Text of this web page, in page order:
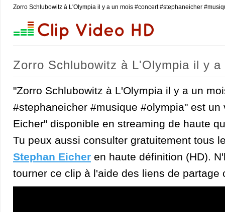
Zorro Schlubowitz à L'Olympia il y a un mois #concert #stephaneicher
Zorro Schlubowitz à L'Olympia il y
#olympia (Stephan Eicher)
"Zorro Schlubowitz à L'Olympia il y a un
#stephaneicher #musique #olympia" est un
Eicher" disponible en streaming de haute
Tu peux aussi consulter gratuitement tous
Stephan Eicher en haute définition (HD).
tourner ce clip à l'aide des liens de partage